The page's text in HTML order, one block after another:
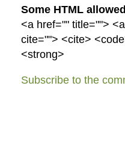
Some HTML
<a href="" title="">
cite=""> <cite>
<strong>
Subscribe to the